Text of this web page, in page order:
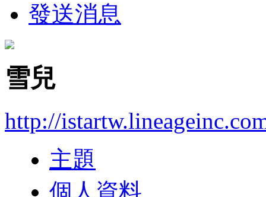
發送消息
雪兒
http://
主題
個人資料